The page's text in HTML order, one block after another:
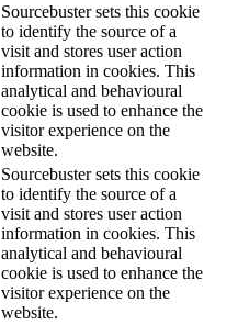
Sourcebuster sets this cookie
to identify the source of a
visit and stores user action
information in cookies. This
analytical and behavioural
cookie is used to enhance the
visitor experience on the
website.
Sourcebuster sets this cookie
to identify the source of a
visit and stores user action
information in cookies. This
analytical and behavioural
cookie is used to enhance the
visitor experience on the
website.